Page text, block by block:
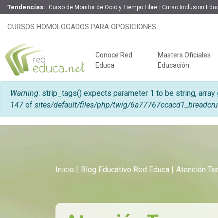
Tendencias: Curso de Monitor de Ocio y Tiempo Libre Curso Inclusion
CURSOS HOMOLOGADOS PARA OPOSICIONES
Conoce Red
Educa
Masters Oficiales
Educación
Mensaje de error
Warning: strip_tags() expects parameter 1 to be string, array
147 of sites/default/files/php/twig/
Inicio Blog Educativo Red Educa Atención